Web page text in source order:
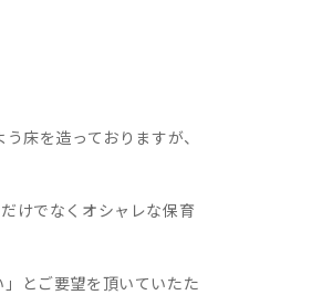
床を造っておりますが、
けでなくオシャレな保育
とご要望を頂いていたた